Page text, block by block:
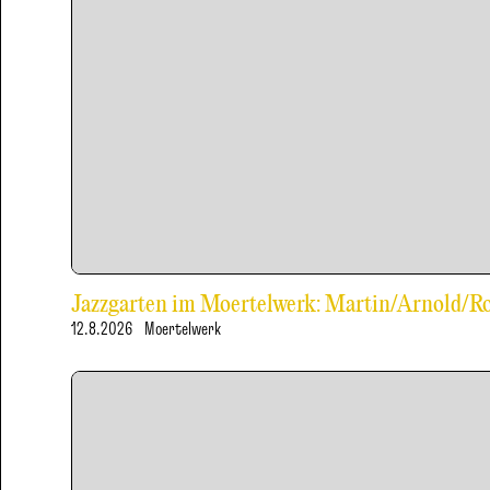
Jazzgarten im Moertelwerk: Martin/Arnold/
12.8.2026 Moertelwerk